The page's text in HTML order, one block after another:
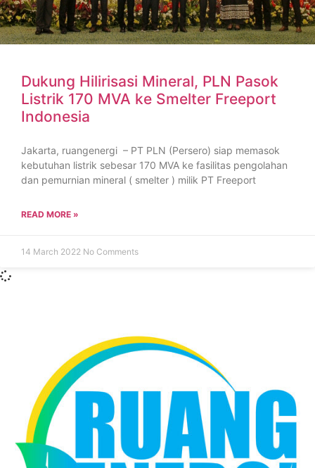
Dukung Hilirisasi Mineral, PLN Pasok
Listrik 170 MVA ke Smelter Freeport
Indonesia
Jakarta, ruangenergi – PT PLN (Persero) siap memasok
kebutuhan listrik sebesar 170 MVA ke fasilitas pengolahan
dan pemurnian mineral ( smelter ) milik PT Freeport
READ MORE »
14 March 2022 No Comments